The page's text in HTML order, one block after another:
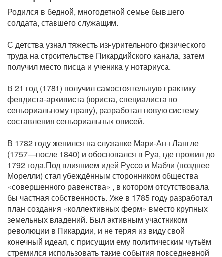
Родился в бедной, многодетной семье бывшего
солдата, ставшего служащим.
С детства узнал тяжесть изнурительного физического
труда на строительстве Пикардийского канала, затем
получил место писца и ученика у нотариуса.
В 21 год (1781) получил самостоятельную практику
февдиста-архивиста (юриста, специалиста по
сеньориальному праву), разработал новую систему
составления сеньориальных описей.
В 1782 году женился на служанке Мари-Анн Лангле
(1757—после 1840) и обосновался в Руа, где прожил до
1792 года.Под влиянием идей Руссо и Мабли (позднее
Морелли) стал убеждённым сторонником общества
«совершенного равенства» , в котором отсутствовала
бы частная собственность. Уже в 1785 году разработал
план создания «коллективных ферм» вместо крупных
земельных владений. Был активным участником
революции в Пикардии, и не теряя из виду свой
конечный идеал, с присущим ему политическим чутьём
стремился использовать такие события повседневной